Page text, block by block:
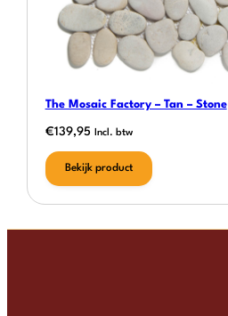
The Mosaic Factory – Tan – Stone
€139,95 Incl. btw
Bekijk product